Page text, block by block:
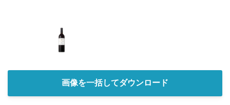
画像を一括してダウンロード